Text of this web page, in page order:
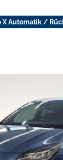
X Automatik /